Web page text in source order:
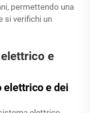
permettendo una
si verifichi un
e
elettrico e dei